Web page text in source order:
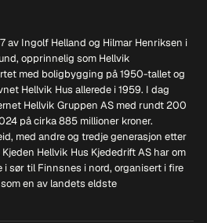
av Ingolf Helland og Hilmar Henriksen i
opprinnelig som Hellvik
med boligbygging på 1950-tallet og
Hellvik Hus allerede i 1959. I dag
Hellvik Gruppen AS med rundt 200
på cirka 885 millioner kroner.
med andre og tredje generasjon etter
Hellvik Hus Kjededrift AS har om
sør til Finnsnes i nord, organisert i fire
en av landets eldste